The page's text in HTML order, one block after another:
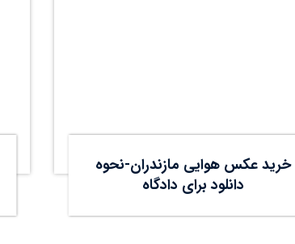
خرید عکس هوایی مازندران-نحوه
دانلود برای دادگاه